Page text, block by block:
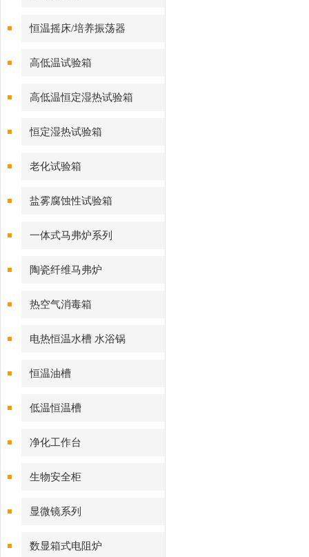
恒温摇床/培养振荡器
高低温试验箱
高低温恒定湿热试验箱
恒定湿热试验箱
老化试验箱
盐雾腐蚀性试验箱
一体式马弗炉系列
陶瓷纤维马弗炉
热空气消毒箱
电热恒温水槽 水浴锅
恒温油槽
低温恒温槽
净化工作台
生物安全柜
显微镜系列
数显箱式电阻炉